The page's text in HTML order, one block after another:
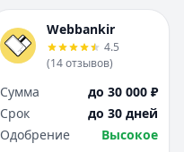
Webbankir
4.5
(14отзывов)
Сумма
до 30 000 ₽
Срок
до 30 дней
Одобрение
Высокое